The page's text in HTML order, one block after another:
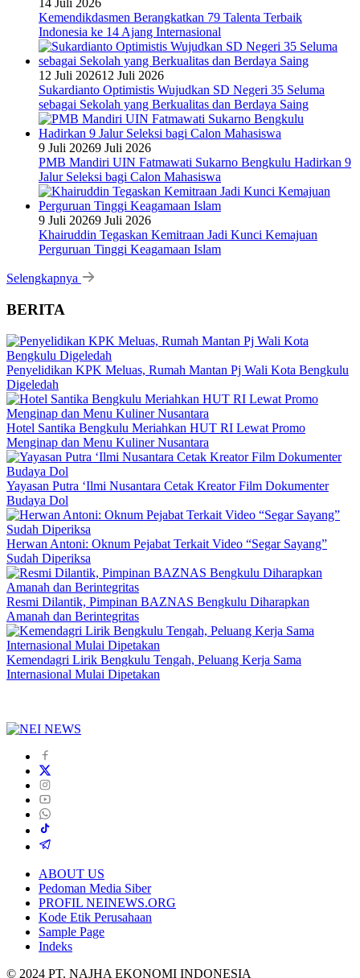
14 Juli 2026
Kemendikdasmen Berangkatkan 79 Talenta Terbaik
Indonesia ke 14 Ajang Internasional
12 Juli 202612 Juli 2026
Sukardianto Optimistis Wujudkan SD Negeri 35 Seluma
sebagai Sekolah yang Berkualitas dan Berdaya Saing
9 Juli 20269 Juli 2026
PMB Mandiri UIN Fatmawati Sukarno Bengkulu Hadirkan 9
Jalur Seleksi bagi Calon Mahasiswa
9 Juli 20269 Juli 2026
Khairuddin Tegaskan Kemitraan Jadi Kunci Kemajuan
Perguruan Tinggi Keagamaan Islam
Selengkapnya
BERITA
Penyelidikan KPK Meluas, Rumah Mantan Pj Wali Kota Bengkulu
Digeledah
Hotel Santika Bengkulu Meriahkan HUT RI Lewat Promo
Menginap dan Menu Kuliner Nusantara
Yayasan Putra ‘Ilmi Nusantara Cetak Kreator Film Dokumenter
Budaya Dol
Herwan Antoni: Oknum Pejabat Terkait Video “Segar Sayang”
Sudah Diperiksa
Resmi Dilantik, Pimpinan BAZNAS Bengkulu Diharapkan
Amanah dan Berintegritas
Kemendagri Lirik Bengkulu Tengah, Peluang Kerja Sama
Internasional Mulai Dipetakan
ABOUT US
Pedoman Media Siber
PROFIL NEINEWS.ORG
Kode Etik Perusahaan
Sample Page
Indeks
© 2024 PT. NAJHA EKONOMI INDONESIA